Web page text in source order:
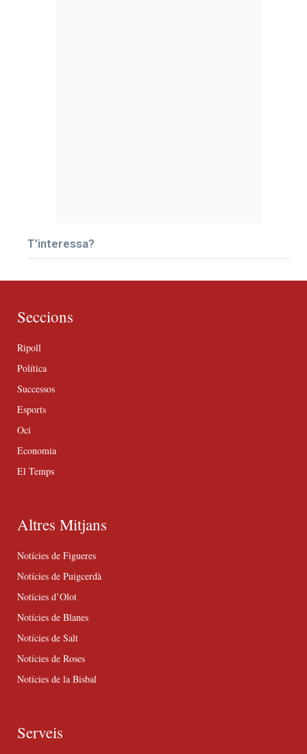
T’interessa?
Seccions
Ripoll
Política
Successos
Esports
Oci
Economia
El Temps
Altres Mitjans
Notícies de Figueres
Notícies de Puigcerdà
Notícies d’Olot
Notícies de Blanes
Notícies de Salt
Notícies de Roses
Notícies de la Bisbal
Serveis